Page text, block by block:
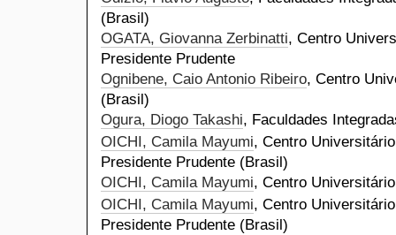
(Brasil)
OGATA, Giovanna Zerbinatti, Centro
Presidente Prudente
Ognibene, Caio Antonio Ribeiro, Centro
(Brasil)
Ogura, Diogo Takashi, Faculdades
OICHI, Camila Mayumi, Centro
Presidente Prudente (Brasil)
OICHI, Camila Mayumi, Centro
OICHI, Camila Mayumi, Centro
Presidente Prudente (Brasil)